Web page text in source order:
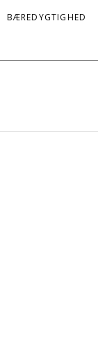
BÆREDYGTIGHED